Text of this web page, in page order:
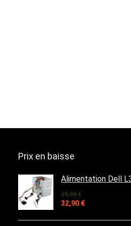
Prix en baisse
Alimentation Dell
39,90€
Le
initial
32,90 €Le
actuel